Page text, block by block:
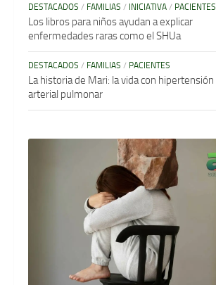
DESTACADOS / FAMILIAS / INICIATIVA / PACIENTES
Los libros para niños ayudan a explicar
enfermedades raras como el SHUa
DESTACADOS / FAMILIAS / PACIENTES
La historia de Mari: la vida con hipertensión
arterial pulmonar